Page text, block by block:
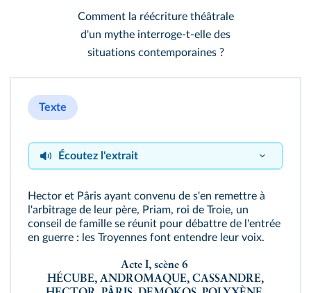
Comment la réécriture théâtrale
d'un mythe interroge-t-elle des
situations contemporaines ?
Texte
Écoutez l'extrait
Extrait
Hector et Pâris ayant convenu de s'en remettre à
l'arbitrage de leur père, Priam, roi de Troie, un
conseil de famille se réunit pour débattre de l'entrée
en guerre : les Troyennes font entendre leur voix.
Acte I, scène 6
HÉCUBE, ANDROMAQUE, CASSANDRE,